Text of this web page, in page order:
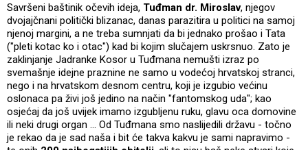
Savršeni baštinik očevih ideja, Tuđman dr. Miroslav, njegov
dvojajčnani politički blizanac, danas parazitira u politici na samoj
njenoj margini, a ne treba sumnjati da bi jednako prošao i Tata
("pleti kotac ko i otac") kad bi kojim slučajem uskrsnuo. Zato je
zaklinjanje Jadranke Kosor u Tuđmana nemušti izraz po
svemašnje idejne praznine ne samo u vodećoj hrvatskoj stranci,
nego i na hrvatskom desnom centru, koji je izgubio većinu
oslonaca pa živi još jedino na način "fantomskog uda"; kao
osjećaj da još uvijek imamo izgubljenu ruku, glavu oca domovine
ili neki drugi organ ... Od Tuđmana smo naslijedili državu - točno
je rekao da je sad naša i bit će takva kakvu je sami napravimo -